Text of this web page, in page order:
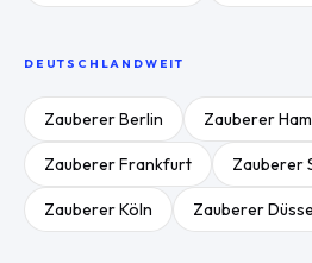
DEUTSCHLANDWEIT
ZaubererBerlin Zauberer
ZaubererFrankfurt Zauberer
ZaubererKöln Zauberer